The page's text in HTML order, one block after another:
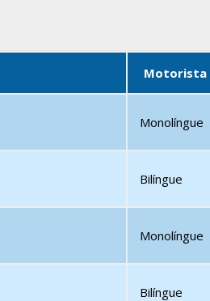
Motorista
Monolíngue
Bilíngue
Monolíngue
Bilíngue